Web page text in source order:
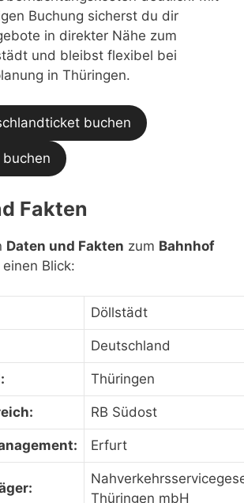
Buchung sicherst du dir
in direkter Nähe zum
und bleibst flexibel bei
in Thüringen.
buchen
Fakten
Daten und Fakten zum Bahnhof
Blick:
Döllstädt
Deutschland
Thüringen
RB Südost
Erfurt
Thüringen mbH